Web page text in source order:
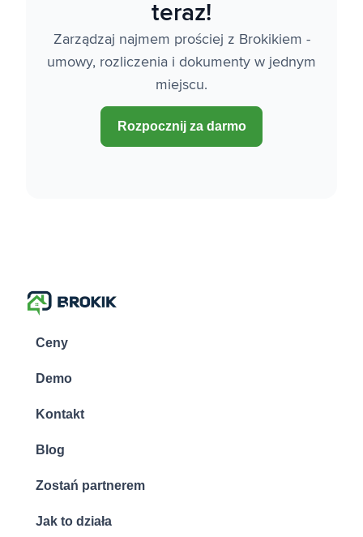
teraz!
Zarządzaj najmem prościej z Brokikiem -
umowy, rozliczenia i dokumenty w jednym
miejscu.
Rozpocznij za darmo
Ceny
Demo
Kontakt
Blog
Zostań partnerem
Jak to działa